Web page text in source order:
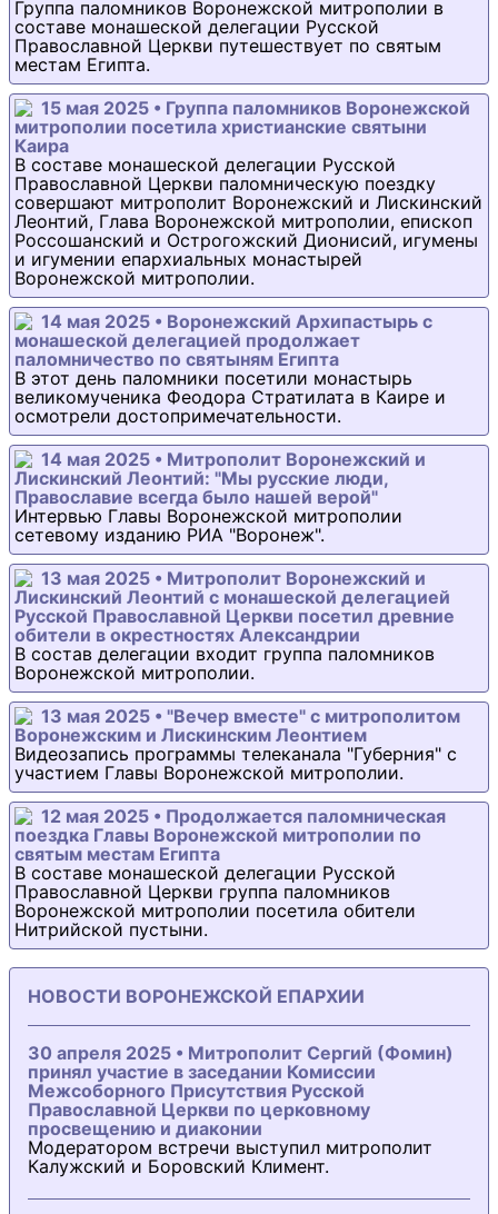
Группа паломников Воронежской митрополии в
составе монашеской делегации Русской
Православной Церкви путешествует по святым
местам Египта.
15 мая 2025 • Группа паломников Воронежской
митрополии посетила христианские святыни
Каира
В составе монашеской делегации Русской
Православной Церкви паломническую поездку
совершают митрополит Воронежский и Лискинский
Леонтий, Глава Воронежской митрополии, епископ
Россошанский и Острогожский Дионисий, игумены
и игумении епархиальных монастырей
Воронежской митрополии.
14 мая 2025 • Воронежский Архипастырь с
монашеской делегацией продолжает
паломничество по святыням Египта
В этот день паломники посетили монастырь
великомученика Феодора Стратилата в Каире и
осмотрели достопримечательности.
14 мая 2025 • Митрополит Воронежский и
Лискинский Леонтий: "Мы русские люди,
Православие всегда было нашей верой"
Интервью Главы Воронежской митрополии
сетевому изданию РИА "Воронеж".
13 мая 2025 • Митрополит Воронежский и
Лискинский Леонтий с монашеской делегацией
Русской Православной Церкви посетил древние
обители в окрестностях Александрии
В состав делегации входит группа паломников
Воронежской митрополии.
13 мая 2025 • "Вечер вместе" с митрополитом
Воронежским и Лискинским Леонтием
Видеозапись программы телеканала "Губерния" с
участием Главы Воронежской митрополии.
12 мая 2025 • Продолжается паломническая
поездка Главы Воронежской митрополии по
святым местам Египта
В составе монашеской делегации Русской
Православной Церкви группа паломников
Воронежской митрополии посетила обители
Нитрийской пустыни.
НОВОСТИ ВОРОНЕЖСКОЙ ЕПАРХИИ
30 апреля 2025 • Митрополит Сергий (Фомин)
принял участие в заседании Комиссии
Межсоборного Присутствия Русской
Православной Церкви по церковному
просвещению и диаконии
Модератором встречи выступил митрополит
Калужский и Боровский Климент.